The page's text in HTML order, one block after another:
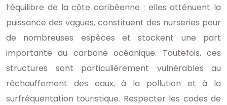
l’équilibre de la côte caribéenne : elles atténuent la
puissance des vagues, constituent des nurseries pour
de nombreuses espèces et stockent une part
importante du carbone océanique. Toutefois, ces
structures sont particulièrement vulnérables au
réchauffement des eaux, à la pollution et à la
surfréquentation touristique. Respecter les codes de